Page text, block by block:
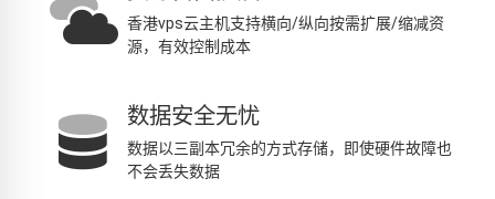
香港vps云主机支持横向/纵向按需扩展/缩减资
源，有效控制成本
数据安全无忧
数据以三副本冗余的方式存储，即使硬件故障也
不会丢失数据